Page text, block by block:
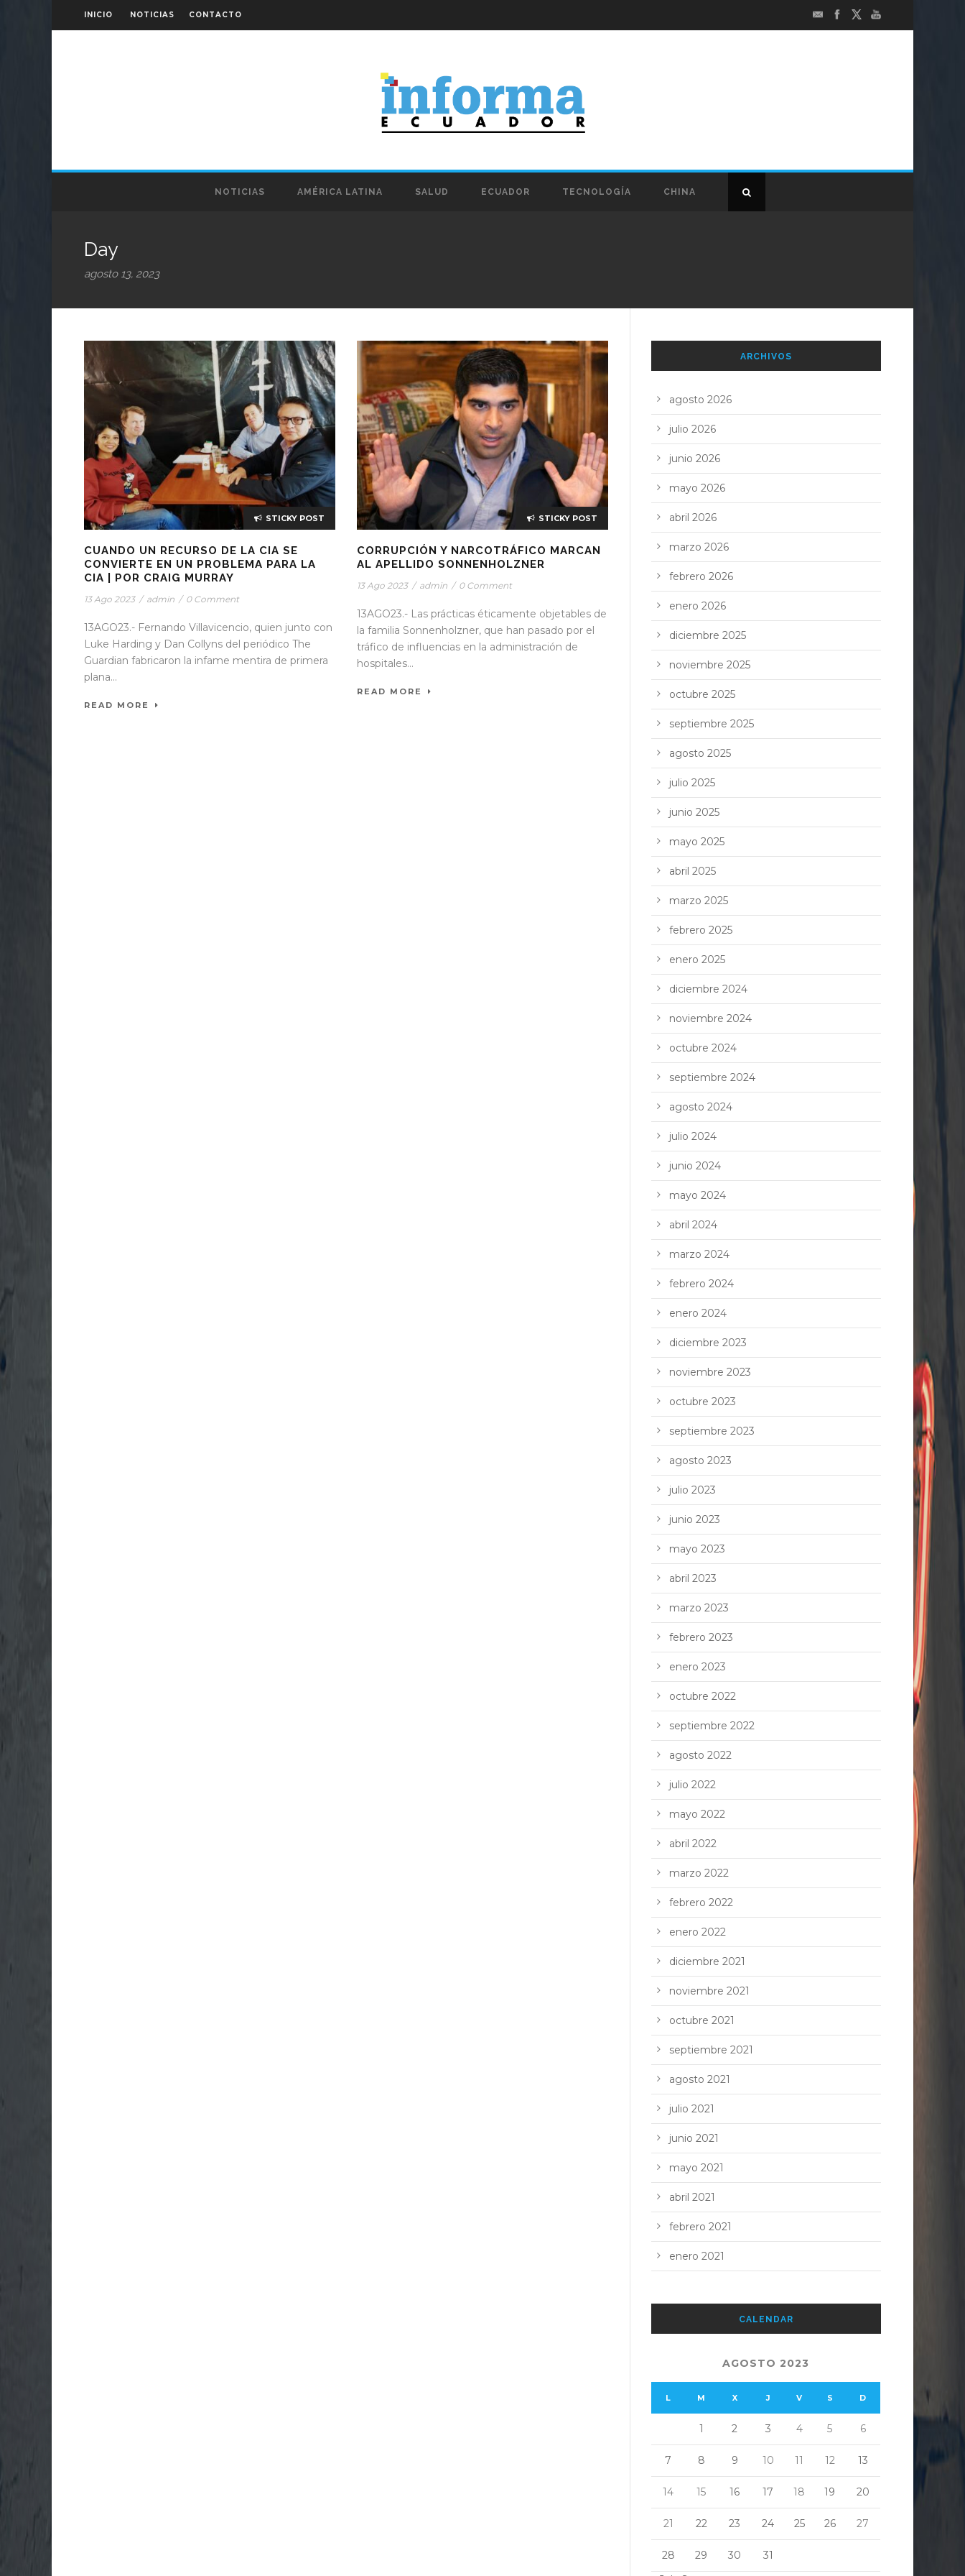
INICIO NOTICIAS CONTACTO
NOTICIAS AMÉRICA LATINA SALUD ECUADOR TECNOLOGÍA CHINA
Day
agosto 13, 2023
STICKY POST
CUANDO UN RECURSO DE LA CIA SE
CONVIERTE EN UN PROBLEMA PARA LA
CIA | POR CRAIG MURRAY
13 Ago 2023 / admin / 0 Comment
13AGO23.- Fernando Villavicencio, quien junto con
Luke Harding y Dan Collyns del periódico The
Guardian fabricaron la infame mentira de primera
plana...
READ MORE
STICKY POST
CORRUPCIÓN Y NARCOTRÁFICO MARCAN
AL APELLIDO SONNENHOLZNER
13 Ago 2023 / admin / 0 Comment
13AGO23.- Las prácticas éticamente objetables de
la familia Sonnenholzner, que han pasado por el
tráfico de influencias en la administración de
hospitales...
READ MORE
ARCHIVOS
agosto 2026
julio 2026
junio 2026
mayo 2026
abril 2026
marzo 2026
febrero 2026
enero 2026
diciembre 2025
noviembre 2025
octubre 2025
septiembre 2025
agosto 2025
julio 2025
junio 2025
mayo 2025
abril 2025
marzo 2025
febrero 2025
enero 2025
diciembre 2024
noviembre 2024
octubre 2024
septiembre 2024
agosto 2024
julio 2024
junio 2024
mayo 2024
abril 2024
marzo 2024
febrero 2024
enero 2024
diciembre 2023
noviembre 2023
octubre 2023
septiembre 2023
agosto 2023
julio 2023
junio 2023
mayo 2023
abril 2023
marzo 2023
febrero 2023
enero 2023
octubre 2022
septiembre 2022
agosto 2022
julio 2022
mayo 2022
abril 2022
marzo 2022
febrero 2022
enero 2022
diciembre 2021
noviembre 2021
octubre 2021
septiembre 2021
agosto 2021
julio 2021
junio 2021
mayo 2021
abril 2021
febrero 2021
enero 2021
CALENDAR
AGOSTO 2023
L M X J V S D
1 2 3 4 5 6
7 8 9 10 11 12 13
14 15 16 17 18 19 20
21 22 23 24 25 26 27
28 29 30
31